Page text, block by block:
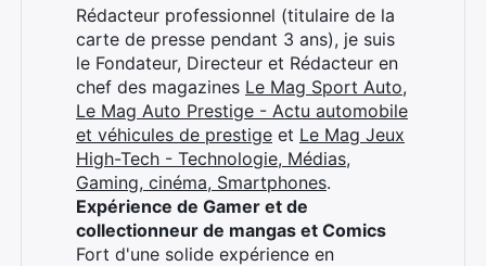
Rédacteur professionnel (titulaire de la
carte de presse pendant 3 ans), je suis
le Fondateur, Directeur et Rédacteur en
chef des magazines Le Mag Sport Auto,
Le Mag Auto Prestige - Actu automobile
et véhicules de prestige et Le Mag Jeux
High-Tech - Technologie, Médias,
Gaming, cinéma, Smartphones.
Expérience de Gamer et de
collectionneur de mangas et Comics
Fort d'une solide expérience en